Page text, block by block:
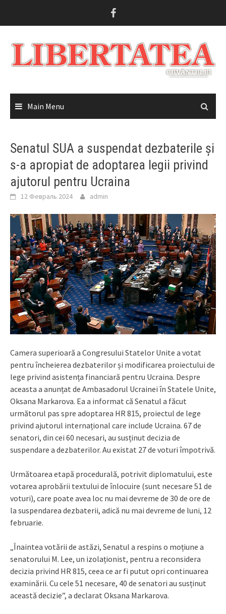
Main Menu
Senatul SUA a suspendat dezbaterile și
s-a apropiat de adoptarea legii privind
ajutorul pentru Ucraina
12 Февраль 2024 admin
Camera superioară a Congresului Statelor Unite a votat
pentru încheierea dezbaterilor și modificarea proiectului de
lege privind asistența financiară pentru Ucraina. Despre
aceasta a anunțat de Ambasadorul Ucrainei în Statele Unite,
Oksana Markarova. Ea a informat că Senatul a făcut
următorul pas spre adoptarea HR 815, proiectul de lege
privind ajutorul internațional care include Ucraina. 67 de
senatori, din cei 60 necesari, au susținut decizia de
suspendare a dezbaterilor. Au existat 27 de voturi împotrivă.
Următoarea etapă procedurală, potrivit diplomatului, este
votarea aprobării textului de înlocuire (sunt necesare 51 de
voturi), care poate avea loc nu mai devreme de 30 de ore de
la suspendarea dezbaterii, adică nu mai devreme de luni, 12
februarie.
„Înaintea votării de astăzi, Senatul a respins o moțiune a
senatorului M. Lee, un izolaționist, pentru a reconsidera
decizia privind HR 815, ceea ce ar fi putut opri continuarea
examinării. Cu cele 51 necesare, 40 de senatori au susținut
această decizie”, a declarat Oksana Markarova.